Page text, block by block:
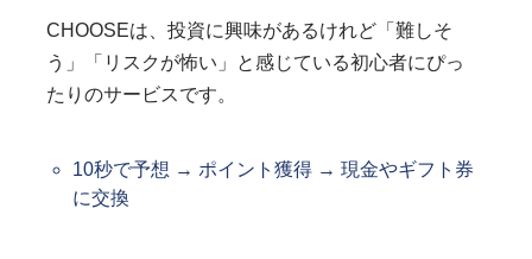
CHOOSEは、投資に興味があるけれど「難しそ
う」「リスクが怖い」と感じている初心者にぴっ
たりのサービスです。
10秒で予想 → ポイント獲得 → 現金やギフト券
に交換